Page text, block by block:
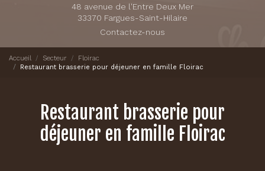
48 avenue de l'Entre Deux Mer
33370 Fargues-Saint-Hilaire
Contactez-nous
Accueil Secteur
Floirac
Restaurant brasserie pour déjeuner en famille Floirac
Restaurant brasserie pour
déjeuner en famille Floirac